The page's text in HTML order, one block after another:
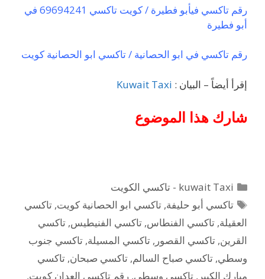
رقم تاكسي فيأبو فطيرة / كويت تاكسي 69694241 في
أبو فطيرة
رقم تاكسي في ابو الحصانية / تاكسي ابو الحصانية كويت
إقرأ أيضاً – البيان : Kuwait Taxi
شارك هذا الموضوع
التصنيفات
kuwait Taxi - تاكسي الكويت
الوسوم
تاكسي أبو حليفة,تاكسي ابو الحصانية كويت,تاكسي
العقيلة, تاكسي الفنطاس, تاكسي الفنيطيس, تاكسي
القرين, تاكسي القصور , تاكسي المسيلة, تاكسي جنوب
وسطي, تاكسي صباح السالم, تاكسي صبحان, تاكسي
مبارك الكبير , تاكسي وسطي, رقم تاكسي العدان كويت,